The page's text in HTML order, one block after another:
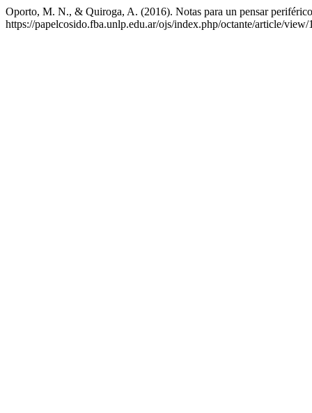
Oporto, M. N., & Quiroga, A. (2016). Notas para un pensar
https://papelcosido.fba.unlp.edu.ar/ojs/index.php/octante/article/view/